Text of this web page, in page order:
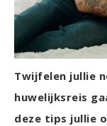
Twijfelen jullie
huwelijksreis
deze tips jullie